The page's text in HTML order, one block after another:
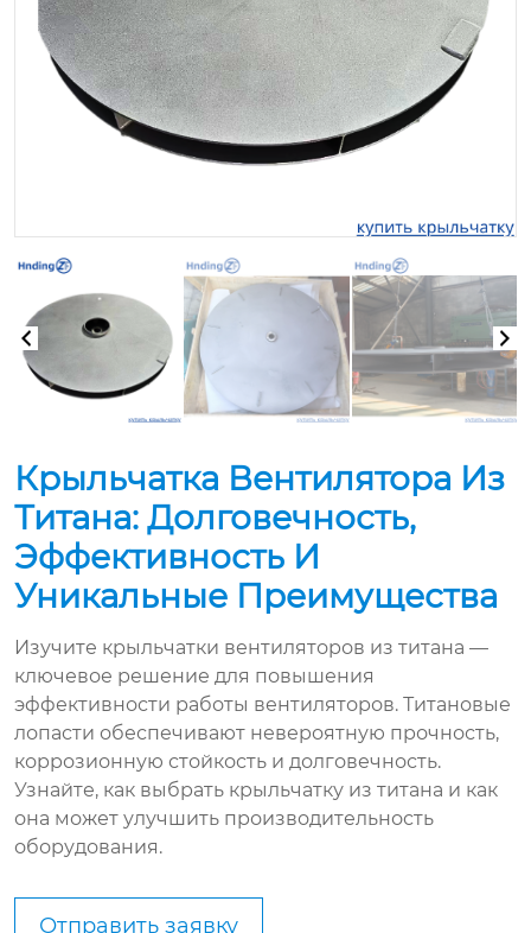
Крыльчатка Вентилятора Из
Титана: Долговечность,
Эффективность И
Уникальные Преимущества
Изучите крыльчатки вентиляторов из титана —
ключевое решение для повышения
эффективности работы вентиляторов. Титановые
лопасти обеспечивают невероятную прочность,
коррозионную стойкость и долговечность.
Узнайте, как выбрать крыльчатку из титана и как
она может улучшить производительность
оборудования.
Отправить заявку